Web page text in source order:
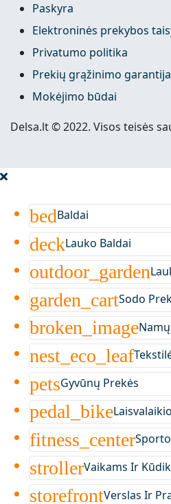
Paskyra
Elektroninės prekybos
Privatumo politika
Prekių grąžinimo garantija
Mokėjimo būdai
Delsa.lt © 2022. Visos teisės
bedBaldai
deckLauko Baldai
outdoor_garden
garden_cartSodo
broken_image
nest_eco_leaf
petsGyvūnų Prekės
pedal_bike
fitness_center
strollerVaikams Ir
storefrontVerslas Ir